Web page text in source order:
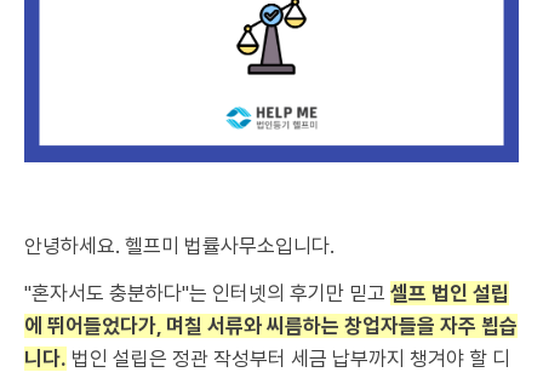
안녕하세요. 헬프미 법률사무소입니다.
"혼자서도 충분하다"는 인터넷의 후기만 믿고 셀프 법인 설립
에 뛰어들었다가, 며칠 서류와 씨름하는 창업자들을 자주 뵙습
니다. 법인 설립은 정관 작성부터 세금 납부까지 챙겨야 할 디